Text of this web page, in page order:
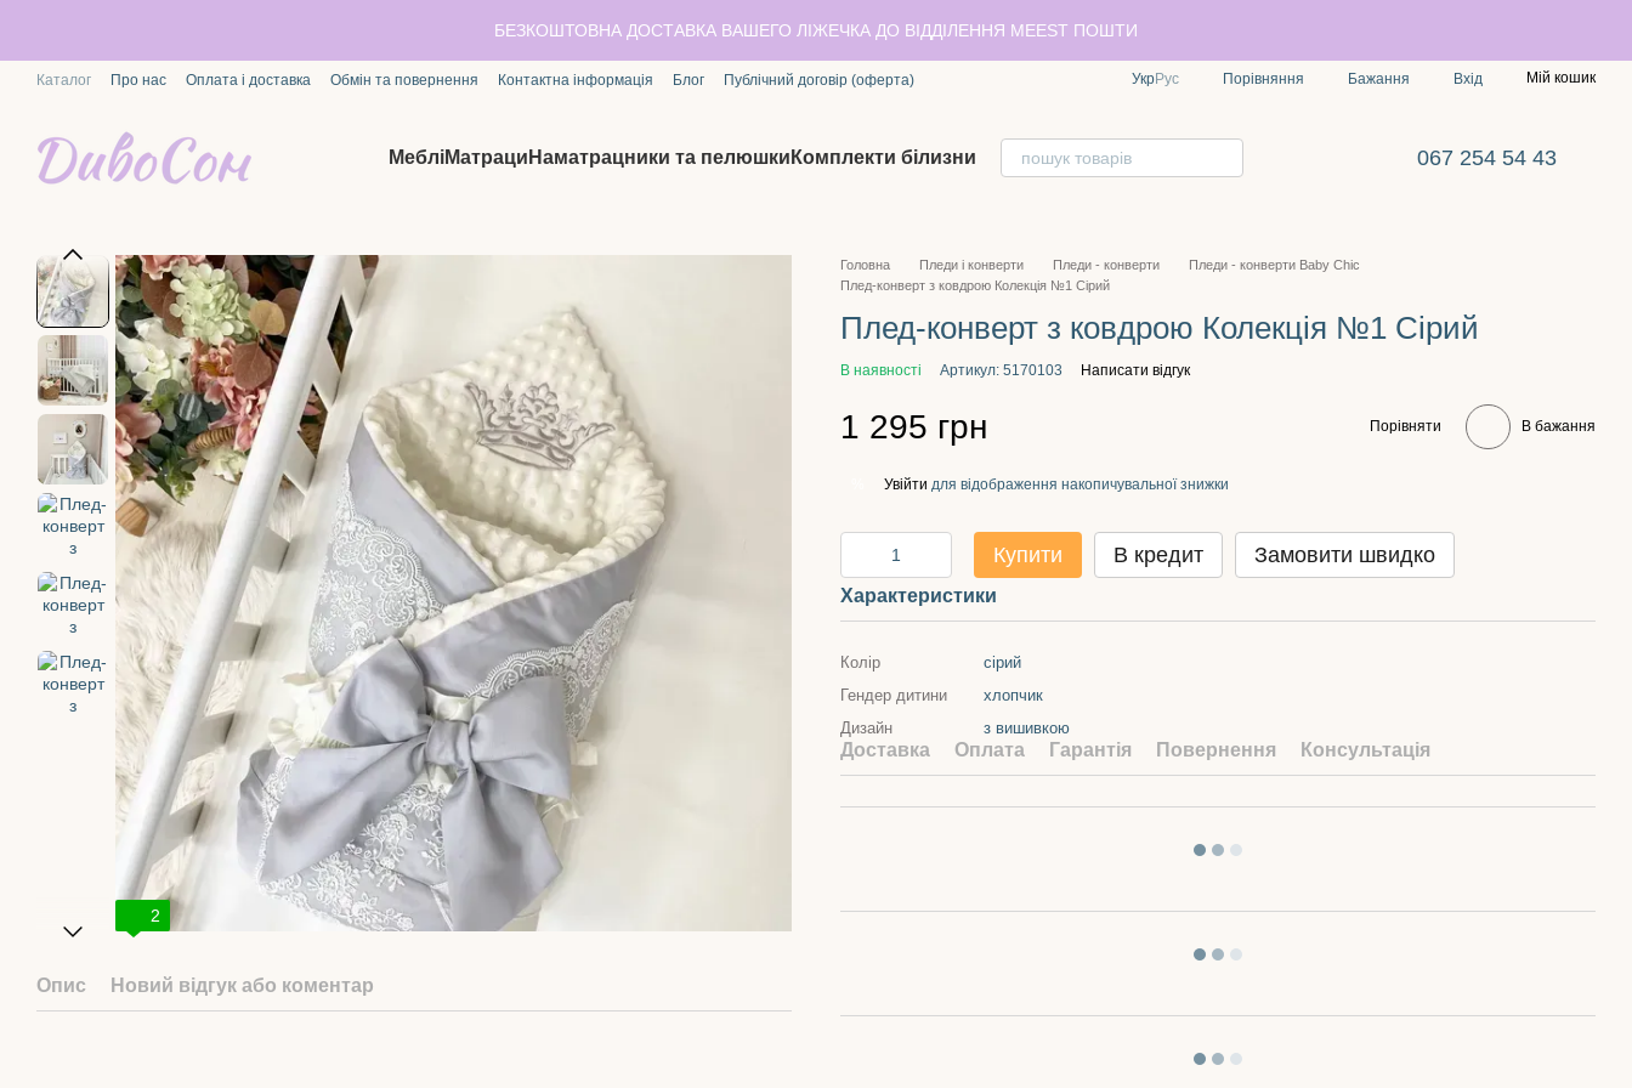
БЕЗКОШТОВНА ДОСТАВКА ВАШЕГО ЛІЖЕЧКА ДО ВІДДІЛЕННЯ MEEST ПОШТИ
Каталог Про нас Оплата і доставка Обмін та повернення Контактна інформація Блог Публічний договір (оферта) УкрРус Порівняння Бажання Вхід Мій кошик
МебліМатраци Наматрацники та пелюшки Комплекти білизни 067 254 54 43
2
Опис Новий відгук або коментар
Головна Пледи і конверти Пледи - конверти
Пледи - конверти Baby Chic
Плед-конверт з ковдрою Колекція №1 Сірий
Плед-конверт з ковдрою Колекція №1 Сірий
В наявності Артикул: 5170103 Написати відгук
1 295 грн Порівняти В бажання
Увійти для відображення накопичувальної знижки
Купити В кредит Замовити швидко
Характеристики
Колір
сірий
Гендер дитини
хлопчик
Дизайн
з вишивкою
Доставка Оплата Гарантія Повернення Консультація